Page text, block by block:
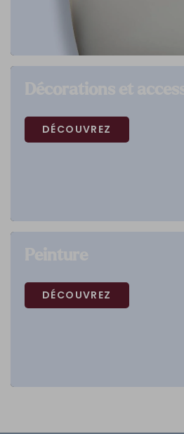
DÉCOUVREZ
DÉCOUVREZ